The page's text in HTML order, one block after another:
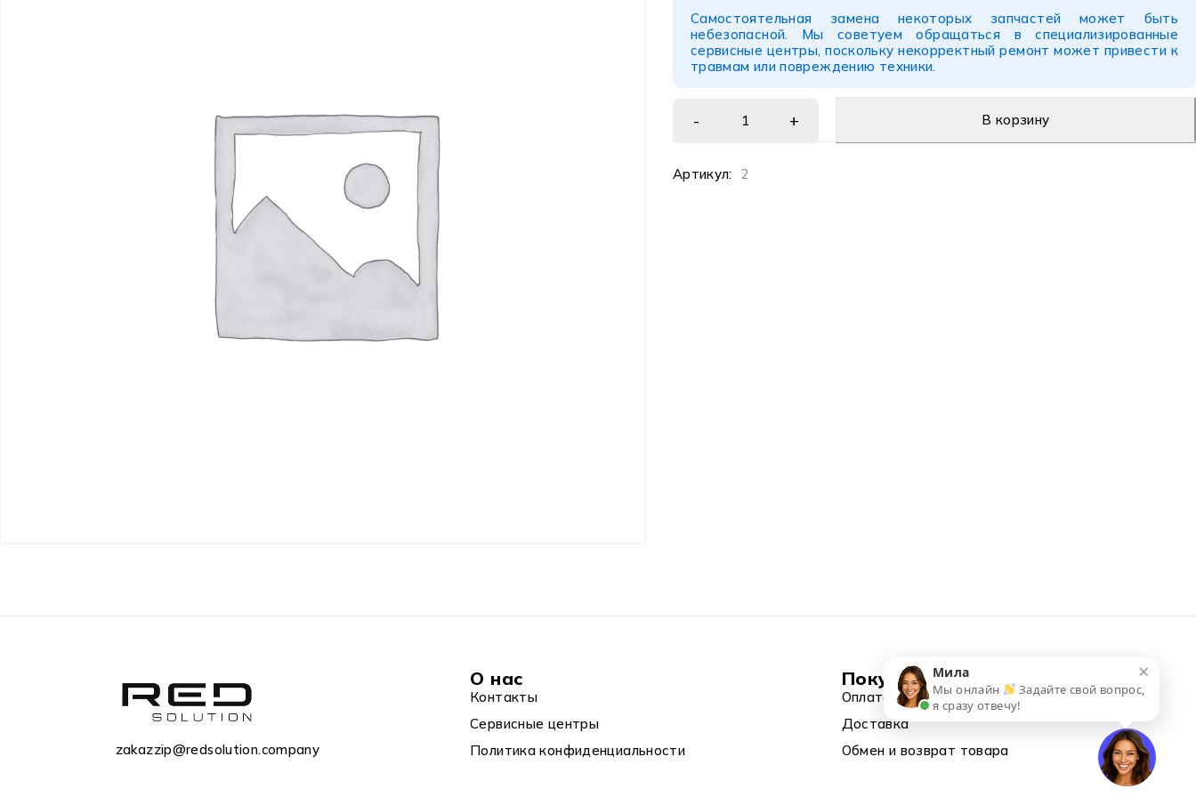
Самостоятельная замена некоторых запчастей может быть
небезопасной. Мы советуем обращаться в специализированные
сервисные центры, поскольку некорректный ремонт может привести к
травмам или повреждению техники.
В корзину
Артикул: 2
zakazzip@redsolution.company
О нас
Контакты
Сервисные центры
Политика конфиденциальности
Покупка
Оплата
Доставка
Обмен и возврат товара
×
Мила
Мы онлайн
Задайте свой вопрос,
я сразу отвечу!